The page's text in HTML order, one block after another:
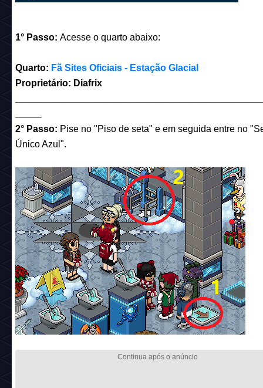
1° Passo: Acesse o quarto abaixo:
Quarto: Fã Sites Oficiais - Estação Glacial
Proprietário: Diafrix
2° Passo: Pise no "Piso de seta" e em seguida entre no
Único Azul".